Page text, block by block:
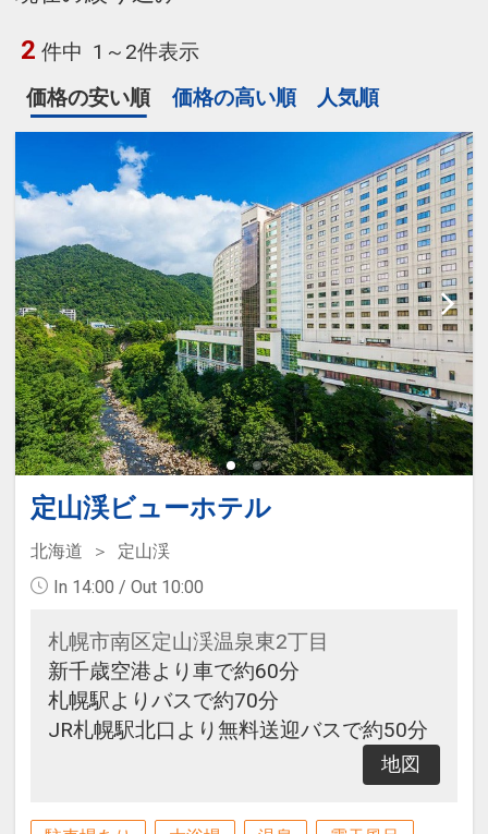
2 件中 1～2件表示
価格の安い順
価格の高い順 人気順
定山渓ビューホテル
北海道
定山渓
In 14:00 / Out 10:00
札幌市南区定山渓温泉東2丁目
新千歳空港より車で約60分
札幌駅よりバスで約70分
JR札幌駅北口より無料送迎バスで約50分
地図